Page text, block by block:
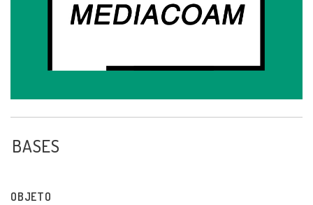
BASES
OBJETO